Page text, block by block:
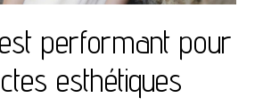
performant pour
esthétiques